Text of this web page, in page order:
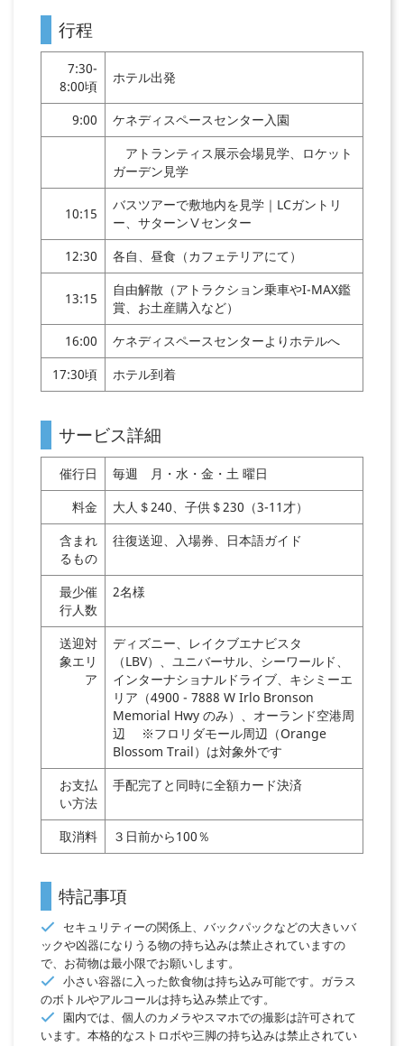
行程
7:30-
8:00頃
ホテル出発
9:00
ケネディスペースセンター入園
アトランティス展示会場見学、ロケット
ガーデン見学
10:15
バスツアーで敷地内を見学｜LCガントリ
ー、サターンⅤセンター
12:30
各自、昼食（カフェテリアにて）
13:15
自由解散（アトラクション乗車やI-MAX鑑
賞、お土産購入など）
16:00
ケネディスペースセンターよりホテルへ
17:30頃
ホテル到着
サービス詳細
催行日
毎週 月・水・金・土 曜日
料金
大人＄240、子供＄230（3-11才）
含まれ
るもの
往復送迎、入場券、日本語ガイド
最少催
行人数
2名様
送迎対
象エリ
ア
ディズニー、レイクブエナビスタ
（LBV）、ユニバーサル、シーワールド、
インターナショナルドライブ、キシミーエ
リア（4900 - 7888 W Irlo Bronson
Memorial Hwy のみ）、オーランド空港周
辺 ※フロリダモール周辺（Orange
Blossom Trail）は対象外です
お支払
い方法
手配完了と同時に全額カード決済
取消料 ３日前から100％
特記事項
セキュリティーの関係上、バックパックなどの大きいバ
ックや凶器になりうる物の持ち込みは禁止されていますの
で、お荷物は最小限でお願いします。
小さい容器に入った飲食物は持ち込み可能です。ガラス
のボトルやアルコールは持ち込み禁止です。
園内では、個人のカメラやスマホでの撮影は許可されて
います。本格的なストロボや三脚の持ち込みは禁止されてい